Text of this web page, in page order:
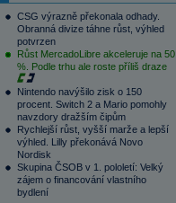
CSG výrazně překonala odhady.
Obranná divize táhne růst, výhled
potvrzen
Růst MercadoLibre akceleruje na 50
%. Podle trhu ale roste příliš draze
Nintendo navýšilo zisk o 150
procent. Switch 2 a Mario pomohly
navzdory dražším čipům
Rychlejší růst, vyšší marže a lepší
výhled. Lilly překonává Novo
Nordisk
Skupina ČSOB v 1. pololetí: Velký
zájem o financování vlastního
bydlení